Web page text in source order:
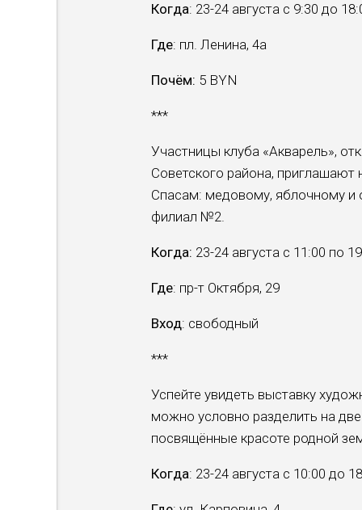
Когда: 23-24 августа с 9:30 до
Где: пл. Ленина, 4а
Почём: 5 BYN
***
Участницы клуба «Акварель»,
Советского района,
Спасам: медовому, яблочному и
филиал №2.
Когда: 23-24 августа с 11:00 по
Где: пр-т Октября, 29
Вход: свободный
***
Успейте увидеть выставку
можно условно разделить на
посвящённые красоте родной
Когда: 23-24 августа с 10:00 до